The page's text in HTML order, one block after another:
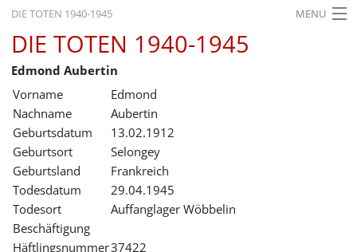
DIE TOTEN 1940-1945 MENU
STARTSEITE
AKTUELLES
AUSSTELLUNGEN
GESCHICHTE
BILDUNG
FORSCHUNG
SERVICE
DIE TOTEN 1940-1945
Edmond Aubertin
Vorname
Edmond
Nachname
Aubertin
Geburtsdatum
13.02.1912
Geburtsort
Selongey
Geburtsland
Frankreich
Todesdatum
29.04.1945
Todesort
Auffanglager Wöbbelin
Beschäftigung
Häftlingsnummer37422